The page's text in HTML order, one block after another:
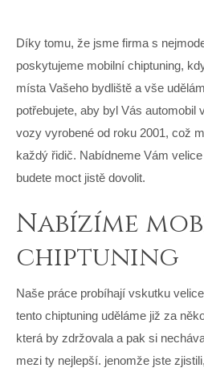
Díky tomu, že jsme firma s
poskytujeme mobilní chiptuning,
místa Vašeho bydliště a vše
potřebujete, aby byl Vás automobil
vozy vyrobené od roku 2001, což
každý řidič. Nabídneme Vám
budete moct jistě dovolit.
Nabízíme
chiptuning
Naše práce probíhají vskutku
tento chiptuning uděláme již za
která by zdržovala a pak si
mezi ty nejlepší. jenomže jste